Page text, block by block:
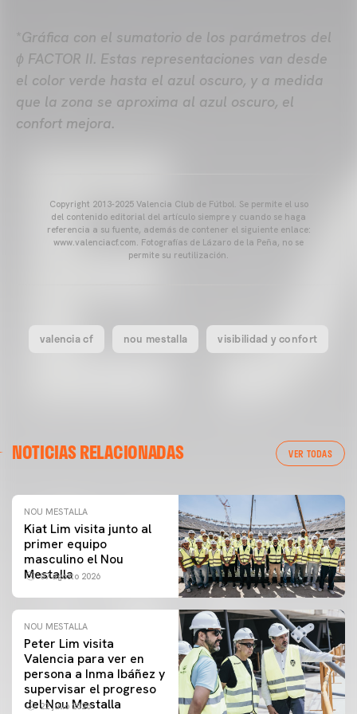
*Gráfica con el sumatorio de los parámetros del
ɸ FACTOR II. Estas representaciones van desde
el color verde hasta el azul oscuro, y a medida
que la zona se aproxima al azul oscuro, el
confort mejora.
Copyright 2013-2025 Valencia Club de Fútbol. Se permite el uso
del contenido editorial del artículo siempre y cuando se haga
referencia a su fuente, además de contener el siguiente enlace:
www.valenciacf.com. Fotografías de Lázaro de la Peña, no se
permite su reutilización.
valencia cf nou mestalla visibilidad y confort
NOTICIAS RELACIONADAS VER TODAS
NOU MESTALLA
Kiat Lim visita junto al
primer equipo
masculino el Nou
Mestalla
07 agosto 2026
NOU MESTALLA
Peter Lim visita
Valencia para ver en
persona a Inma Ibáñez y
supervisar el progreso
del Nou Mestalla
22 julio 2026